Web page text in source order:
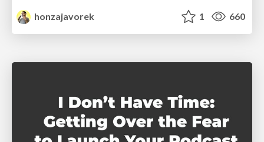
honzajavorek
1 660